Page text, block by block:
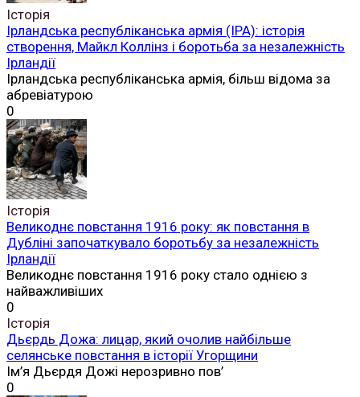
Історія
Ірландська республіканська армія (ІРА): історія
створення, Майкл Коллінз і боротьба за незалежність
Ірландії
Ірландська республіканська армія, більш відома за
абревіатурою
0
Історія
Великоднє повстання 1916 року: як повстання в
Дубліні започаткувало боротьбу за незалежність
Ірландії
Великоднє повстання 1916 року стало однією з
найважливіших
0
Історія
Дьєрдь Дожа: лицар, який очолив найбільше
селянське повстання в історії Угорщини
Ім’я Дьєрдя Дожі нерозривно пов’
0